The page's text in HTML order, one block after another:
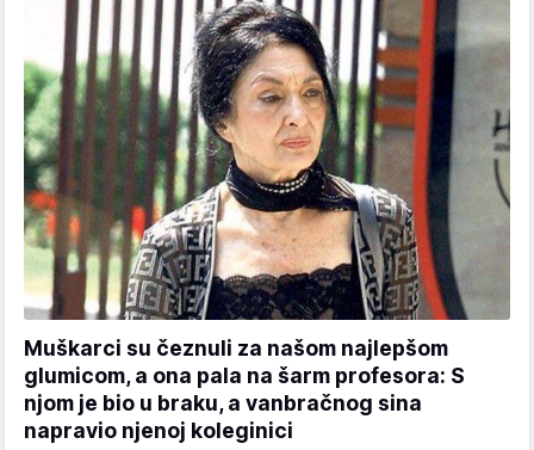
Muškarci su čeznuli za našom najlepšom
glumicom, a ona pala na šarm profesora: S
njom je bio u braku, a vanbračnog sina
napravio njenoj koleginici